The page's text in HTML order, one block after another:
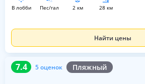
в лобби пес/гал 2 км 28 км
Найти цены
7.4 5 оценок Пляжный
7.4 5 оценок